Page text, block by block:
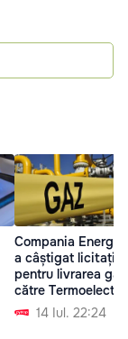
Compania
a câștigat licitația
pentru livrarea
către
14 Iul. 22:24